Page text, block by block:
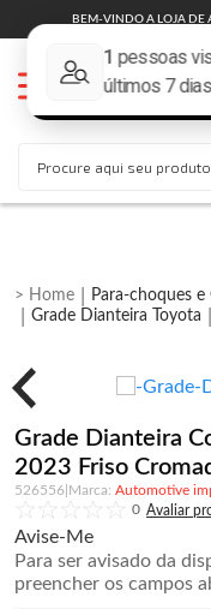
BEM-VINDO A LOJA DE
Para-choques e
Grade Dianteira Toyota
Grade Dianteira
2023 Friso
526556
Automotive
0
Avise-Me
Para ser avisado da
preencher os campos